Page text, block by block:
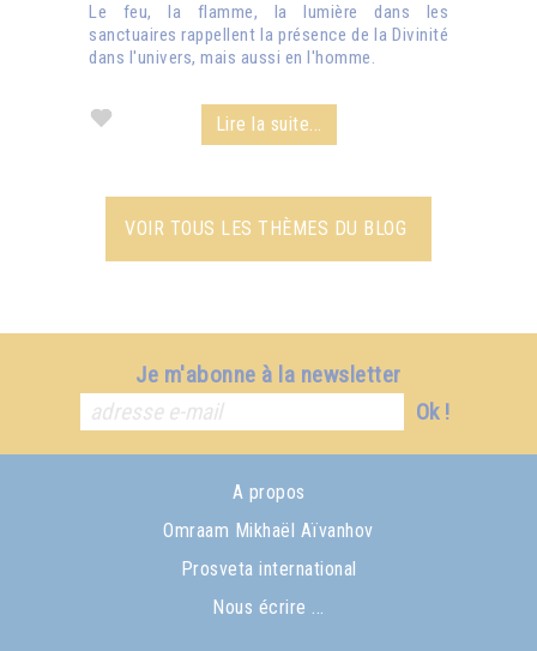
Le feu, la flamme, la lumière dans les
sanctuaires rappellent la présence de la Divinité
dans l'univers, mais aussi en l'homme.
Lire la suite...
VOIR TOUS LES THÈMES DU BLOG
Je m'abonne à la newsletter
Ok !
A propos
Omraam Mikhaël Aïvanhov
Prosveta international
Nous écrire ...